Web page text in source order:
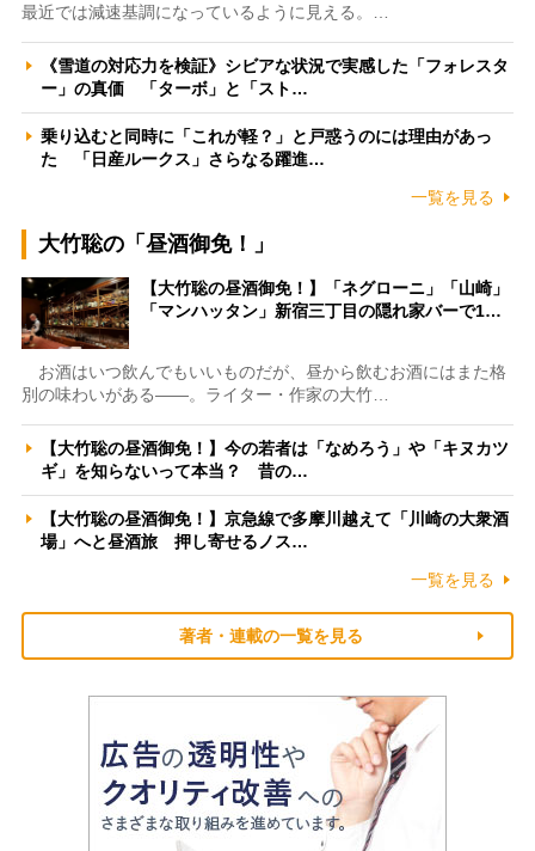
最近では減速基調になっているように見える。…
《雪道の対応力を検証》シビアな状況で実感した「フォレスタ
ー」の真価 「ターボ」と「スト…
乗り込むと同時に「これが軽？」と戸惑うのには理由があっ
た 「日産ルークス」さらなる躍進…
一覧を見る
大竹聡の「昼酒御免！」
【大竹聡の昼酒御免！】「ネグローニ」「山崎」
「マンハッタン」新宿三丁目の隠れ家バーで1…
お酒はいつ飲んでもいいものだが、昼から飲むお酒にはまた格
別の味わいがある――。ライター・作家の大竹…
【大竹聡の昼酒御免！】今の若者は「なめろう」や「キヌカツ
ギ」を知らないって本当？ 昔の…
【大竹聡の昼酒御免！】京急線で多摩川越えて「川崎の大衆酒
場」へと昼酒旅 押し寄せるノス…
一覧を見る
著者・連載の一覧を見る